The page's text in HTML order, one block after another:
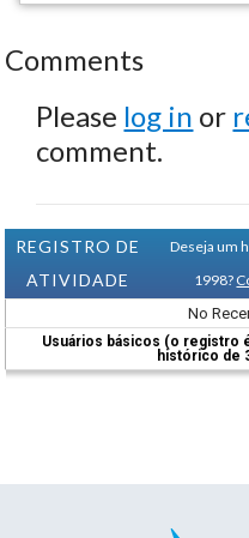
Comments
Please log in or
comment.
REGISTRO DE
ATIVIDADE
Deseja um
1998?
No
Usuários básicos (o registro
histórico de